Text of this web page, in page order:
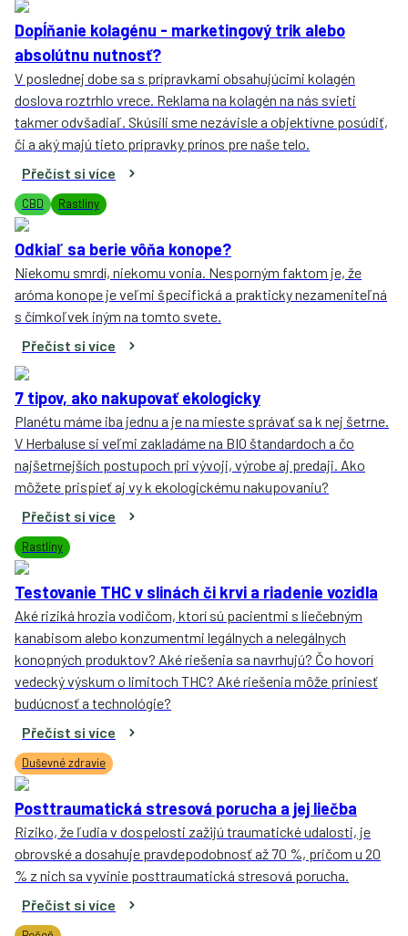
Dopĺňanie kolagénu - marketingový trik alebo
absolútnu nutnosť?
V poslednej dobe sa s prípravkami obsahujúcimi kolagén
doslova roztrhlo vrece. Reklama na kolagén na nás svieti
takmer odvšadiaľ. Skúsili sme nezávisle a objektívne posúdiť,
či a aký majú tieto prípravky prínos pre naše telo.
Přečíst si více
CBD Rastliny
Odkiaľ sa berie vôňa konope?
Niekomu smrdí, niekomu vonia. Nesporným faktom je, že
aróma konope je veľmi špecifická a prakticky nezameniteľná
s čímkoľvek iným na tomto svete.
Přečíst si více
7 tipov, ako nakupovať ekologicky
Planétu máme iba jednu a je na mieste správať sa k nej šetrne.
V Herbaluse si veľmi zakladáme na BIO štandardoch a čo
najšetrnejších postupoch pri vývoji, výrobe aj predaji. Ako
môžete prispieť aj vy k ekologickému nakupovaniu?
Přečíst si více
Rastliny
Testovanie THC v slinách či krvi a riadenie vozidla
Aké riziká hrozia vodičom, ktorí sú pacientmi s liečebným
kanabisom alebo konzumentmi legálnych a nelegálnych
konopných produktov? Aké riešenia sa navrhujú? Čo hovorí
vedecký výskum o limitoch THC? Aké riešenia môže priniesť
budúcnosť a technológie?
Přečíst si více
Duševné zdravie
Posttraumatická stresová porucha a jej liečba
Riziko, že ľudia v dospelosti zažijú traumatické udalosti, je
obrovské a dosahuje pravdepodobnosť až 70 %, pričom u 20
% z nich sa vyvinie posttraumatická stresová porucha.
Přečíst si více